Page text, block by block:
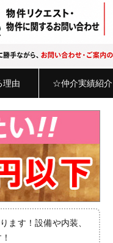
理由 ☆仲介実績紹介
ます！設備や内装、